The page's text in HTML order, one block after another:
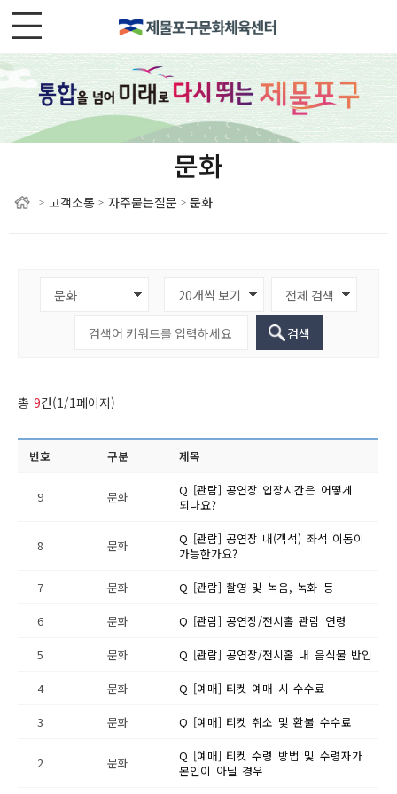
문화
> 고객소통 > 자주묻는질문 > 문화
검색
총9건(1/1페이지)
번호 구분 제목
9 문화
Q [관람] 공연장 입장시간은 어떻게
되나요?
8 문화
Q [관람] 공연장 내(객석) 좌석 이동이
가능한가요?
7
문화
Q [관람] 촬영 및 녹음, 녹화 등
6
문화
Q [관람] 공연장/전시홀 관람 연령
5
문화
Q [관람] 공연장/전시홀 내 음식물 반입
4
문화
Q [예매] 티켓 예매 시 수수료
3
문화 Q [예매] 티켓 취소 및 환불 수수료
2 문화
Q [예매] 티켓 수령 방법 및 수령자가
본인이 아닐 경우